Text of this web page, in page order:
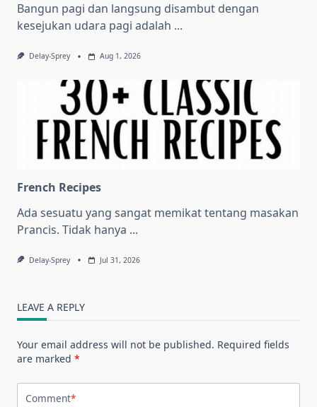
Bangun pagi dan langsung disambut dengan
kesejukan udara pagi adalah ...
Delay-Sprey Aug 1, 2026
French Recipes
Ada sesuatu yang sangat memikat tentang masakan
Prancis. Tidak hanya ...
Delay-Sprey Jul 31, 2026
LEAVE A REPLY
Your email address will not be published. Required fields
are marked *
Comment*